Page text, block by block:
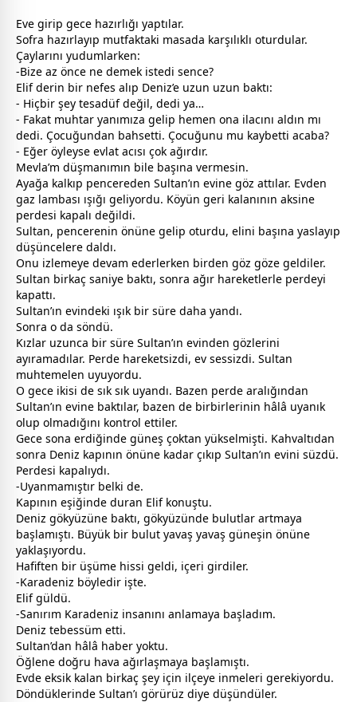
Eve girip gece hazırlığı yaptılar.
Sofra hazırlayıp mutfaktaki masada karşılıklı oturdular.
Çaylarını yudumlarken:
-Bize az önce ne demek istedi sence?
Elif derin bir nefes alıp Deniz’e uzun uzun baktı:
- Hiçbir şey tesadüf değil, dedi ya…
- Fakat muhtar yanımıza gelip hemen ona ilacını aldın mı
dedi. Çocuğundan bahsetti. Çocuğunu mu kaybetti acaba?
- Eğer öyleyse evlat acısı çok ağırdır.
Mevla’m düşmanımın bile başına vermesin.
Ayağa kalkıp pencereden Sultan’ın evine göz attılar. Evden
gaz lambası ışığı geliyordu. Köyün geri kalanının aksine
perdesi kapalı değildi.
Sultan, pencerenin önüne gelip oturdu, elini başına yaslayıp
düşüncelere daldı.
Onu izlemeye devam ederlerken birden göz göze geldiler.
Sultan birkaç saniye baktı, sonra ağır hareketlerle perdeyi
kapattı.
Sultan’ın evindeki ışık bir süre daha yandı.
Sonra o da söndü.
Kızlar uzunca bir süre Sultan’ın evinden gözlerini
ayıramadılar. Perde hareketsizdi, ev sessizdi. Sultan
muhtemelen uyuyordu.
O gece ikisi de sık sık uyandı. Bazen perde aralığından
Sultan’ın evine baktılar, bazen de birbirlerinin hâlâ uyanık
olup olmadığını kontrol ettiler.
Gece sona erdiğinde güneş çoktan yükselmişti. Kahvaltıdan
sonra Deniz kapının önüne kadar çıkıp Sultan’ın evini süzdü.
Perdesi kapalıydı.
-Uyanmamıştır belki de.
Kapının eşiğinde duran Elif konuştu.
Deniz gökyüzüne baktı, gökyüzünde bulutlar artmaya
başlamıştı. Büyük bir bulut yavaş yavaş güneşin önüne
yaklaşıyordu.
Hafiften bir üşüme hissi geldi, içeri girdiler.
-Karadeniz böyledir işte.
Elif güldü.
-Sanırım Karadeniz insanını anlamaya başladım.
Deniz tebessüm etti.
Sultan’dan hâlâ haber yoktu.
Öğlene doğru hava ağırlaşmaya başlamıştı.
Evde eksik kalan birkaç şey için ilçeye inmeleri gerekiyordu.
Döndüklerinde Sultan’ı görürüz diye düşündüler.